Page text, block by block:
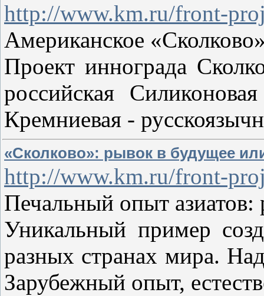
http://www.km.ru/front-
Американское
Проект иннограда
российская
Кремниевая -
«Сколково»: рывок в будущее
http://www.km.ru/front-
Печальный опыт азиатов:
Уникальный пример
разных странах мира.
Зарубежный опыт,